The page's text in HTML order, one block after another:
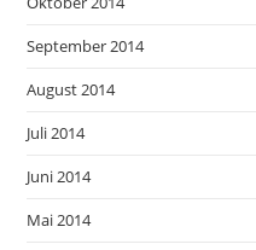
September 2014
August 2014
Juli 2014
Juni 2014
Mai 2014